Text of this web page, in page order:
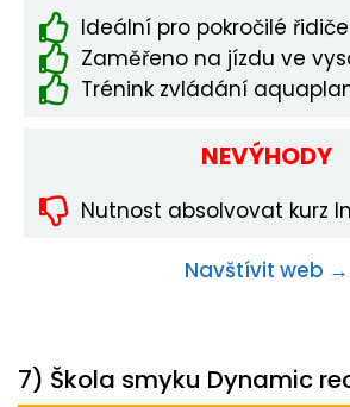
Ideální pro pokročilé řidiče
Zaměřeno na jízdu ve
Trénink zvládání
NEVÝHODY
Nutnost absolvovat kurz
Navštívit web →
7) Škola smyku Dynamic